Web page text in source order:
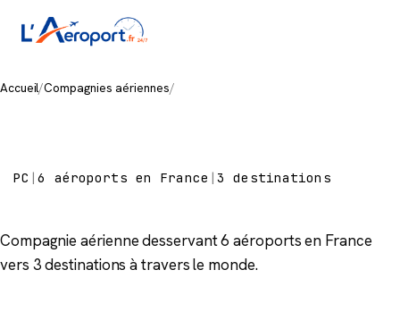
Accueil/Compagnies aériennes/
PC |6 aéroports en France |3 destinations
Compagnie aérienne desservant 6 aéroports en France
vers 3 destinations à travers le monde.